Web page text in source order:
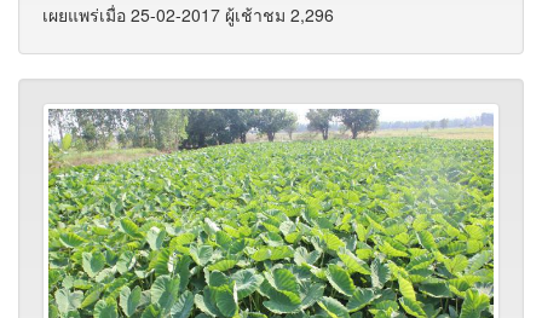
เผยแพร่เมื่อ 25-02-2017 ผู้เช้าชม 2,296